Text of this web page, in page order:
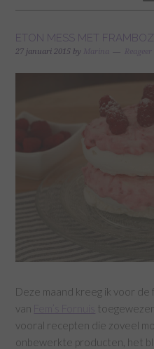
ETON MESS MET
27 januari 2015 by Marina Reageer
Deze maand kreeg ik voor
van
vooral recepten die zoveel
onbewerkte producten, het